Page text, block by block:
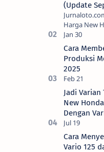
(Update
Harga New
OTR Kediri
2024) Brosis
Motor (AH…
Cara
Produksi
2025
Jadi
New
Dengan
Cara
Vario 125